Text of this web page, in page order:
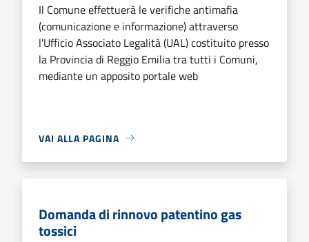
Il Comune effettuerà le verifiche antimafia
(comunicazione e informazione) attraverso
l'Ufficio Associato Legalità (UAL) costituito presso
la Provincia di Reggio Emilia tra tutti i Comuni,
mediante un apposito portale web
VAI ALLA PAGINA
Domanda di rinnovo patentino gas
tossici